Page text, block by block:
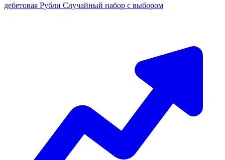
дебетовая Рубли Случайный набор с выбором